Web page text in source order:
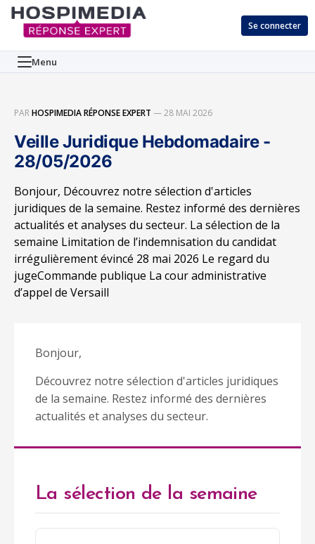
Se connecter
Menu
PARHOSPIMEDIA RÉPONSE EXPERT —28 MAI 2026
Veille Juridique Hebdomadaire -
28/05/2026
Bonjour, Découvrez notre sélection d'articles
juridiques de la semaine. Restez informé des dernières
actualités et analyses du secteur. La sélection de la
semaine Limitation de l’indemnisation du candidat
irrégulièrement évincé 28 mai 2026 Le regard du
jugeCommande publique La cour administrative
d’appel de Versaill
Bonjour,
Découvrez notre sélection d'articles juridiques
de la semaine. Restez informé des dernières
actualités et analyses du secteur.
La sélection de la semaine